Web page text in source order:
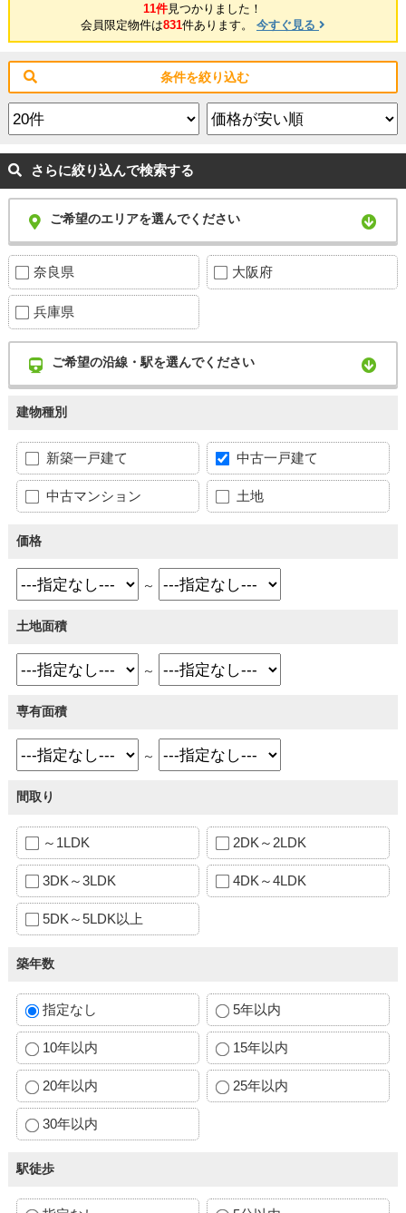
11件見つかりました！
会員限定物件は831件あります。 今すぐ見る
条件を絞り込む
さらに絞り込んで検索する
ご希望のエリアを選んでください
奈良県 大阪府
兵庫県
ご希望の沿線・駅を選んでください
建物種別
新築一戸建て 中古一戸建て
中古マンション 土地
価格
～
土地面積
～
専有面積
～
間取り
～1LDK 2DK～2LDK
3DK～3LDK 4DK～4LDK
5DK～5LDK以上
築年数
指定なし 5年以内
10年以内 15年以内
20年以内 25年以内
30年以内
駅徒歩